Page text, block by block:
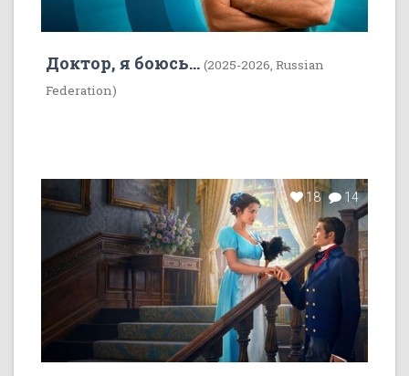
Доктор, я боюсь... (2025-2026, Russian
Federation)
18 14